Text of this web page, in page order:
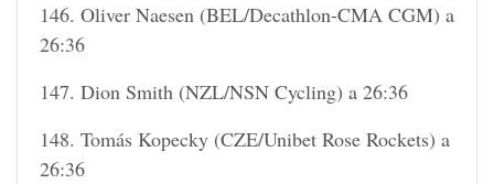
146. Oliver Naesen (BEL/Decathlon-CMA CGM) a
26:36
147. Dion Smith (NZL/NSN Cycling) a 26:36
148. Tomás Kopecky (CZE/Unibet Rose Rockets) a
26:36